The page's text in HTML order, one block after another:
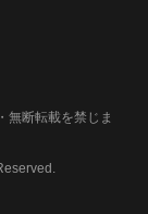
無断転載を禁じま